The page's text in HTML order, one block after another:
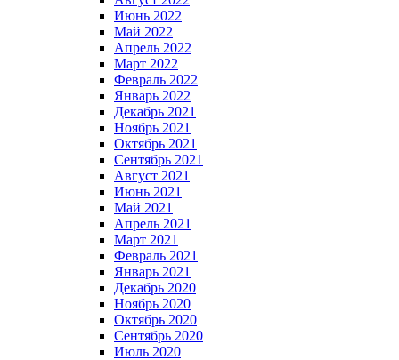
Июнь 2022
Май 2022
Апрель 2022
Март 2022
Февраль 2022
Январь 2022
Декабрь 2021
Ноябрь 2021
Октябрь 2021
Сентябрь 2021
Август 2021
Июнь 2021
Май 2021
Апрель 2021
Март 2021
Февраль 2021
Январь 2021
Декабрь 2020
Ноябрь 2020
Октябрь 2020
Сентябрь 2020
Июль 2020